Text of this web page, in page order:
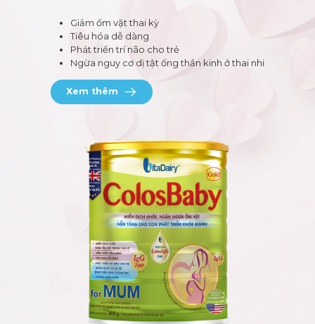
Giảm ốm vặt thai kỳ
Tiêu hóa dễ dàng
Phát triển trí não cho trẻ
Ngừa nguy cơ dị tật ống thần kinh ở thai nhi
Xem thêm